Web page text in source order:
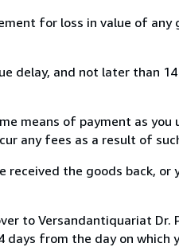
for loss in value of
delay, and not later than
means of payment as
any fees as a result of
the goods back,
to Versandantiquariat Dr.
days from the day on